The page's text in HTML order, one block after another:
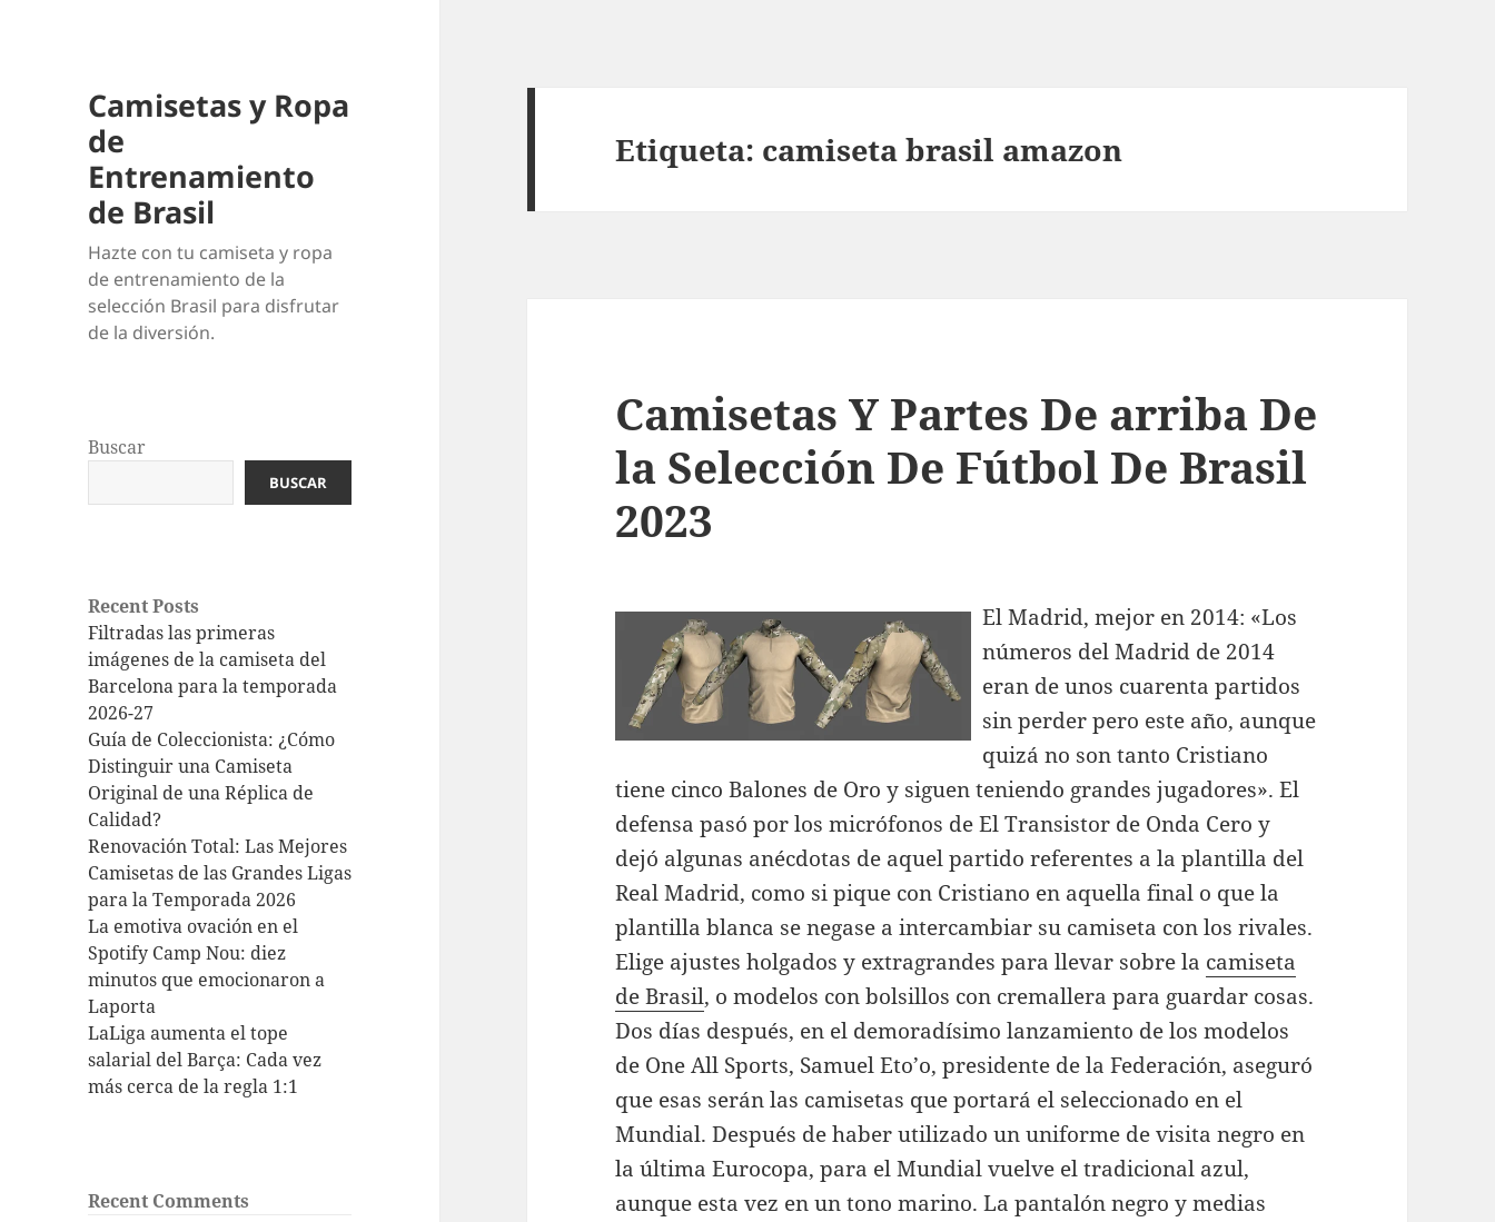
Camisetas y Ropa
de
Entrenamiento
de Brasil
Hazte con tu camiseta y ropa
de entrenamiento de la
selección Brasil para disfrutar
de la diversión.
Buscar
BUSCAR
Recent Posts
Filtradas las primeras
imágenes de la camiseta del
Barcelona para la temporada
2026-27
Guía de Coleccionista: ¿Cómo
Distinguir una Camiseta
Original de una Réplica de
Calidad?
Renovación Total: Las Mejores
Camisetas de las Grandes Ligas
para la Temporada 2026
La emotiva ovación en el
Spotify Camp Nou: diez
minutos que emocionaron a
Laporta
LaLiga aumenta el tope
salarial del Barça: Cada vez
más cerca de la regla 1:1
Recent Comments
Etiqueta: camiseta brasil amazon
Camisetas Y Partes De arriba De
la Selección De Fútbol De Brasil
2023
El Madrid, mejor en 2014: «Los
números del Madrid de 2014
eran de unos cuarenta partidos
sin perder pero este año, aunque
quizá no son tanto Cristiano
tiene cinco Balones de Oro y siguen teniendo grandes jugadores». El
defensa pasó por los micrófonos de El Transistor de Onda Cero y
dejó algunas anécdotas de aquel partido referentes a la plantilla del
Real Madrid, como si pique con Cristiano en aquella final o que la
plantilla blanca se negase a intercambiar su camiseta con los rivales.
Elige ajustes holgados y extragrandes para llevar sobre la camiseta
de Brasil, o modelos con bolsillos con cremallera para guardar cosas.
Dos días después, en el demoradísimo lanzamiento de los modelos
de One All Sports, Samuel Eto’o, presidente de la Federación, aseguró
que esas serán las camisetas que portará el seleccionado en el
Mundial. Después de haber utilizado un uniforme de visita negro en
la última Eurocopa, para el Mundial vuelve el tradicional azul,
aunque esta vez en un tono marino. La pantalón negro y medias